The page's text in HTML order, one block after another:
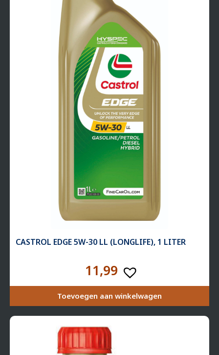
CASTROL EDGE 5W-30 LL (LONGLIFE), 1 LITER
11,99
Toevoegen aan winkelwagen